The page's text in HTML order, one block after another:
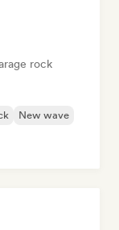
rock
New wave